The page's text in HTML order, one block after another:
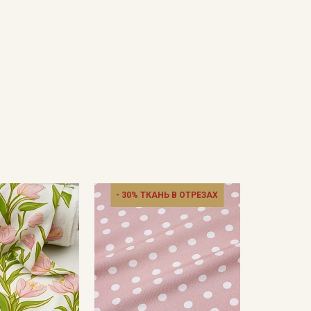
- 30% ТКАНЬ В ОТРЕЗАХ